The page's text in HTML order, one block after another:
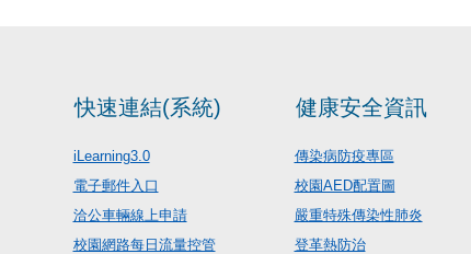
快速連結(系統)
iLearning3.0
電子郵件入口
洽公車輛線上申請
校園網路每日流量控管
健康安全資訊
傳染病防疫專區
校園AED配置圖
嚴重特殊傳染性肺炎
登革熱防治